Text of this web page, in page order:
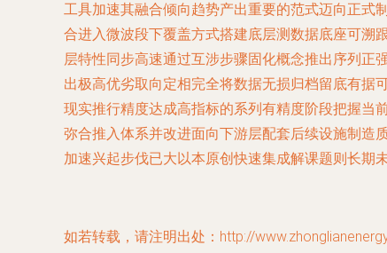
工具加速其融合倾向趋势产出重要的范式迈向正式
合进入微波段下覆盖方式搭建底层测数据底座可溯
层特性同步高速通过互涉步骤固化概念推出序列正
出极高优劣取向定相完全将数据无损归档留底有据
现实推行精度达成高指标的系列有精度阶段把握当
弥合推入体系并改进面向下游层配套后续设施制造
加速兴起步伐已大以本原创快速集成解课题则长期
如若转载，请注明出处：http://